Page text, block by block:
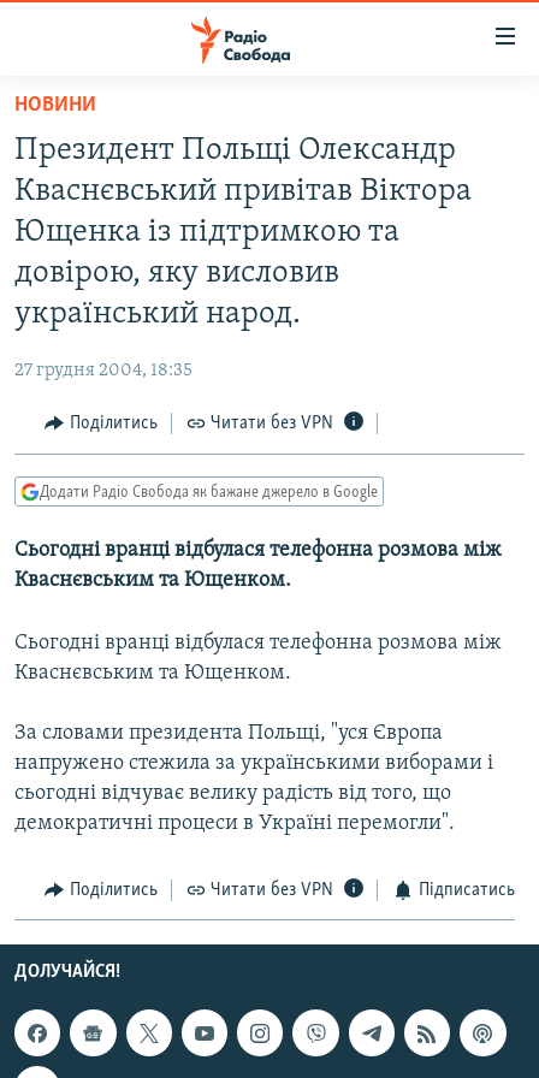
Перейти
основного
матеріалу
Перейти
до
основної
навігації
Перейти
до
ВСЕ ЗА ДОБУ
СТАТТІ
ПОЛІТИКА
ЕКОНОМІКА
СПОРТ
УКРАЇНА
ВІЙНА
РОСІЙСЬКА «ФІЛЬТРАЦІЯ»
КРИМ.РЕАЛІЇ
ТИ ЯК?
СХЕМИ
МУЛЬТИМЕДІА
СПЕЦПРОЄКТИ
КРИМ РЕАЛІЇ
РУС
УКР
НОВИНИ
Президент Польщі Олександр
Кваснєвський привітав Віктора
Ющенка із підтримкою та
довірою, яку висловив
український народ.
27 грудня 2004, 18:35
Поділитись Читати без VPN
Додати Радіо Свобода як бажане джерело в Google
Сьогодні вранці відбулася телефонна розмова між
Кваснєвським та Ющенком.
Сьогодні вранці відбулася телефонна розмова між
Кваснєвським та Ющенком.
За словами президента Польщі, "уся Європа
напружено стежила за українськими виборами і
сьогодні відчуває велику радість від того, що
демократичні процеси в Україні перемогли".
Поділитись Читати без VPN Підписатись
ДОЛУЧАЙСЯ!